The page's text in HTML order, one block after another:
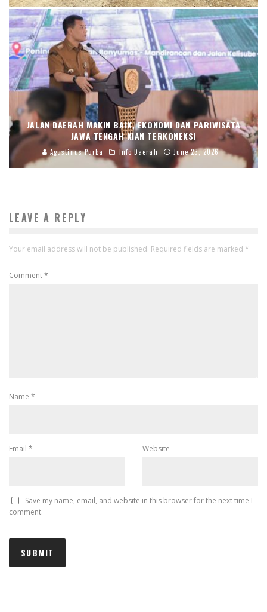
JALAN DAERAH MAKIN BAIK, EKONOMI DAN PARIWISATA
JAWA TENGAH KIAN TERKONEKSI
Agustinus Purba Info Daerah June 23, 2026
LEAVE A REPLY
Your email address will not be published. Required fields are marked *
Comment*
Name *
Email * Website
Save my name, email, and website in this browser for the next time I
comment.